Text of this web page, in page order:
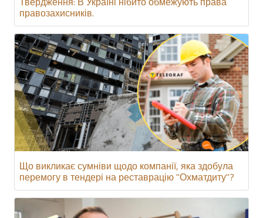
правозахисників.
Що викликає сумніви щодо компанії, яка здобула
перемогу в тендері на реставрацію "Охматдиту"?